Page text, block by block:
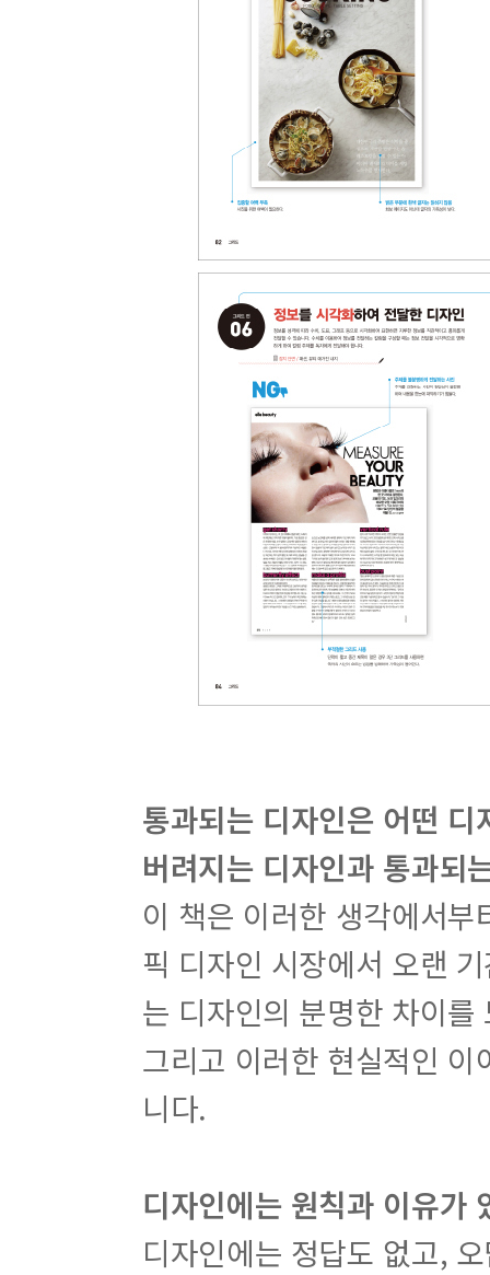
통과되는 디자인은 어떤 디
버려지는 디자인과 통과되
이 책은 이러한 생각에서
픽 디자인 시장에서 오랜
는 디자인의 분명한 차이
그리고 이러한 현실적인
니다.
디자인에는 원칙과 이유가
디자인에는 정답도 없고,